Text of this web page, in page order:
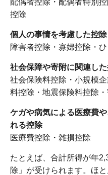
配偶者控除・配偶者特別
控除
個人の事情を考慮した控除
障害者控除・寡婦控除・
社会保障や寄附に関連し
社会保険料控除・小規模
料控除・地震保険料控除
ケガや病気による医療費
れる控除
医療費控除・雑損控除
たとえば、合計所得が年
除」が受けられます。ほ